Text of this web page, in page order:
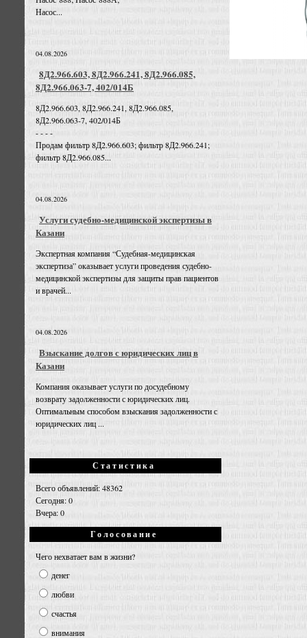
Насос...
04.08.2026
8Д2.966.603, 8Д2.966.241, 8Д2.966.085,
8Д2.966.063-7, 402/014Б
8Д2.966.603, 8Д2.966.241, 8Д2.966.085,
8Д2.966.063-7, 402/014Б
- - - -
Продам фильтр 8Д2.966.603; фильтр 8Д2.966.241;
фильтр 8Д2.966.085...
04.08.2026
Услуги судебно-медицинской экспертизы в
Казани
Экспертная компания “Судебная-медицинская
экспертиза” оказывает услуги проведения судебно-
медицинской экспертизы для защиты прав пациентов
и врачей...
04.08.2026
Взыскание долгов с юридических лиц в
Казани
Компания оказывает услуги по досудебному
возврату задолженности с юридических лиц.
Оптимальным способом взыскания задолженности с
юридических лиц ...
Статистика
Всего объявлений: 48362
Сегодня: 0
Вчера: 0
Голосование
Чего нехватает вам в жизни?
денег
любви
счастья
внимания